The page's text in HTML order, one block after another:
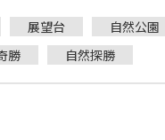
展望台 自然公園
勝 自然探勝